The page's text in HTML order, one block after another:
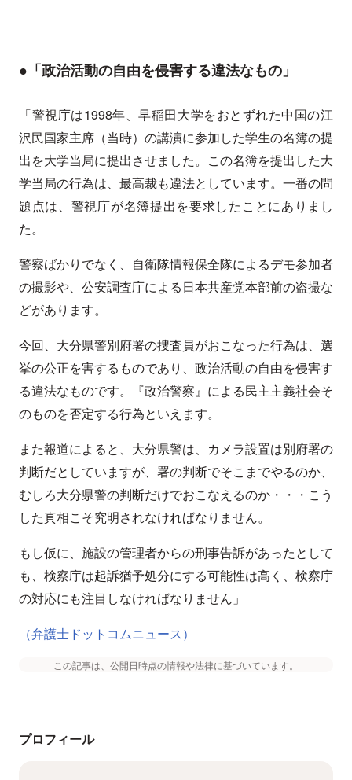
●「政治活動の自由を侵害する違法なもの」
「警視庁は1998年、早稲田大学をおとずれた中国の江
沢民国家主席（当時）の講演に参加した学生の名簿の提
出を大学当局に提出させました。この名簿を提出した大
学当局の行為は、最高裁も違法としています。一番の問
題点は、警視庁が名簿提出を要求したことにありまし
た。
警察ばかりでなく、自衛隊情報保全隊によるデモ参加者
の撮影や、公安調査庁による日本共産党本部前の盗撮な
どがあります。
今回、大分県警別府署の捜査員がおこなった行為は、選
挙の公正を害するものであり、政治活動の自由を侵害す
る違法なものです。『政治警察』による民主主義社会そ
のものを否定する行為といえます。
また報道によると、大分県警は、カメラ設置は別府署の
判断だとしていますが、署の判断でそこまでやるのか、
むしろ大分県警の判断だけでおこなえるのか・・・こう
した真相こそ究明されなければなりません。
もし仮に、施設の管理者からの刑事告訴があったとして
も、検察庁は起訴猶予処分にする可能性は高く、検察庁
の対応にも注目しなければなりません」
（弁護士ドットコムニュース）
この記事は、公開日時点の情報や法律に基づいています。
プロフィール